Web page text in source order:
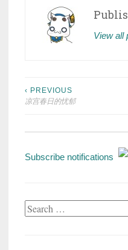
View all
Post
‹ PREVIOUS
凉宫春日的忧郁
Subscribe notifications
Search